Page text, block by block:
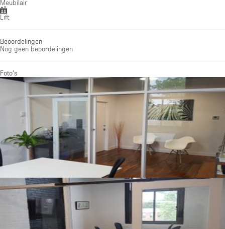
Meubilair
Lift
Beoordelingen
Nog geen beoordelingen
Foto's